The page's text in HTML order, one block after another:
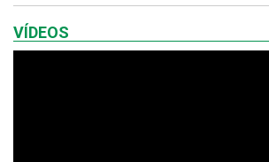
VÍDEOS